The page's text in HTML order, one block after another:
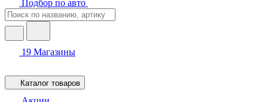
Подбор по авто
19 Магазины
Каталог товаров